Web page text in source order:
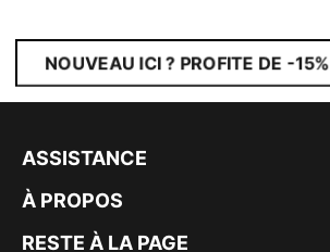
NOUVEAU ICI ? PROFITE DE -15%
ASSISTANCE
À PROPOS
RESTE À LA PAGE